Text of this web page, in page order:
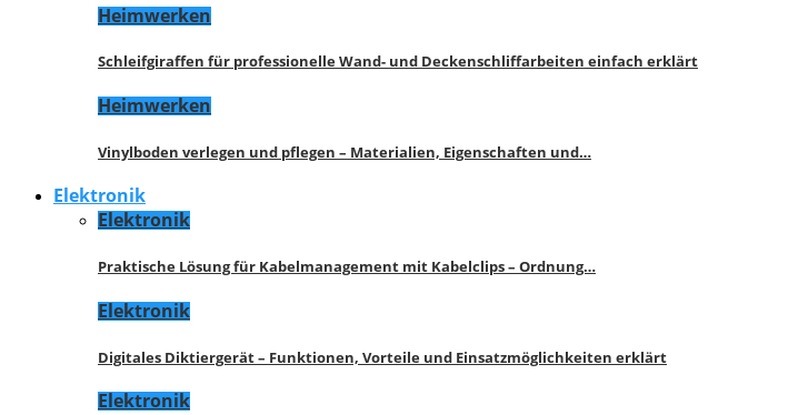
Heimwerken
Schleifgiraffen für professionelle Wand- und Deckenschliffarbeiten einfach erklärt
Heimwerken
Vinylboden verlegen und pflegen – Materialien, Eigenschaften und…
Elektronik
Elektronik
Praktische Lösung für Kabelmanagement mit Kabelclips – Ordnung…
Elektronik
Digitales Diktiergerät – Funktionen, Vorteile und Einsatzmöglichkeiten erklärt
Elektronik